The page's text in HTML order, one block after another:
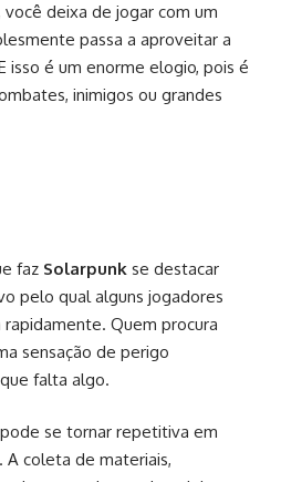
deixa de jogar com um
passa a aproveitar a
isso é um enorme elogio, pois é
inimigos ou grandes
faz Solarpunk se destacar
pelo qual alguns jogadores
Quem procura
sensação de perigo
falta algo.
se tornar repetitiva em
coleta de materiais,